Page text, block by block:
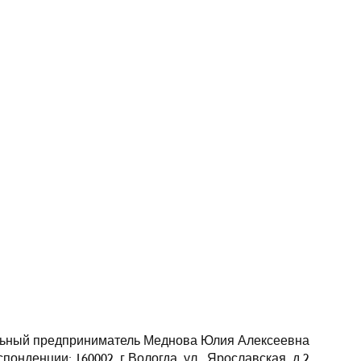
предприниматель Меднова Юлия Алексеевна